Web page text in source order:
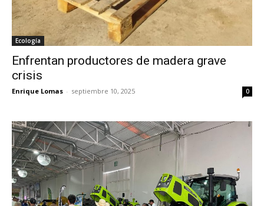
Ecología
Enfrentan productores de madera grave
crisis
Enrique Lomas - septiembre 10, 2025 0